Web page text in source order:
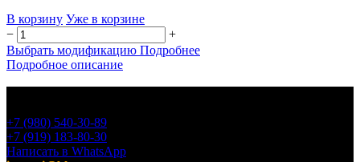
В корзину Уже в корзине
−
+
Выбрать модификацию Подробнее
Подробное описание
+7 (980) 540-30-89
+7 (919) 183-80-30
Написать в WhatsApp